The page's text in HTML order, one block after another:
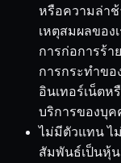
หรือความล่า
เหตุสมผลของ
การก่อการร้า
การกระทำขอ
อินเทอร์เน็ต
บริการของบุค
ไม่มีตัวแทน ไ
สัมพันธ์เป็นหุ้น